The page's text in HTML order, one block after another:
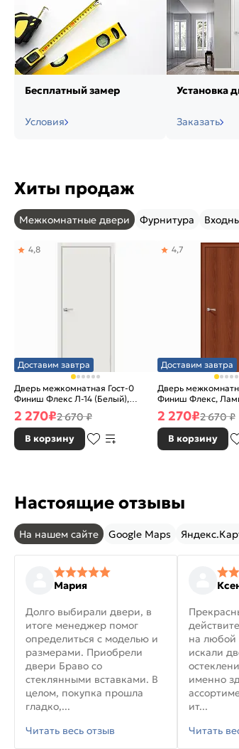
Бесплатный замер
Условия
Установка
Заказать
Хиты продаж
Межкомнатные двери Фурнитура
Доставим завтра
Дверь межкомнатная Гост-0
Финиш Флекс Л-14 (Белый),
глухая, каркасно-щитовая
4,8
2 270₽2 670 ₽
В корзину
Доставим завтра
Дверь
Финиш Флекс,
Л-11 (ИталОрех),
каркасно-щитовая
4,7
2 270₽2 670 ₽
В корзину
Настоящие отзывы
На нашем сайте Google Maps
Мария
Долго выбирали двери, в
итоге менеджер помог
определиться с моделью и
размерами. Приобрели
двери Браво со
стеклянными вставками. В
целом, покупка прошла
гладко,...
Читать весь отзыв
на любой
искали
именно
ит...
Читать